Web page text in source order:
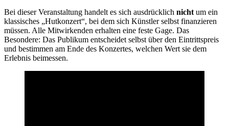
Bei dieser Veranstaltung handelt es sich ausdrücklich nichtum ein
klassisches „Hutkonzert“, bei dem sich Künstler selbst finanzieren
müssen. Alle Mitwirkenden erhalten eine feste Gage. Das
Besondere: Das Publikum entscheidet selbst über den Eintrittspreis
und bestimmen am Ende des Konzertes, welchen Wert sie dem
Erlebnis beimessen.